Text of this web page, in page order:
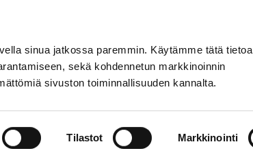
sinua jatkossa paremmin. Käytämme tätä tietoa
sekä kohdennetun markkinoinnin
sivuston toiminnallisuuden kannalta.
Tilastot Markkinointi